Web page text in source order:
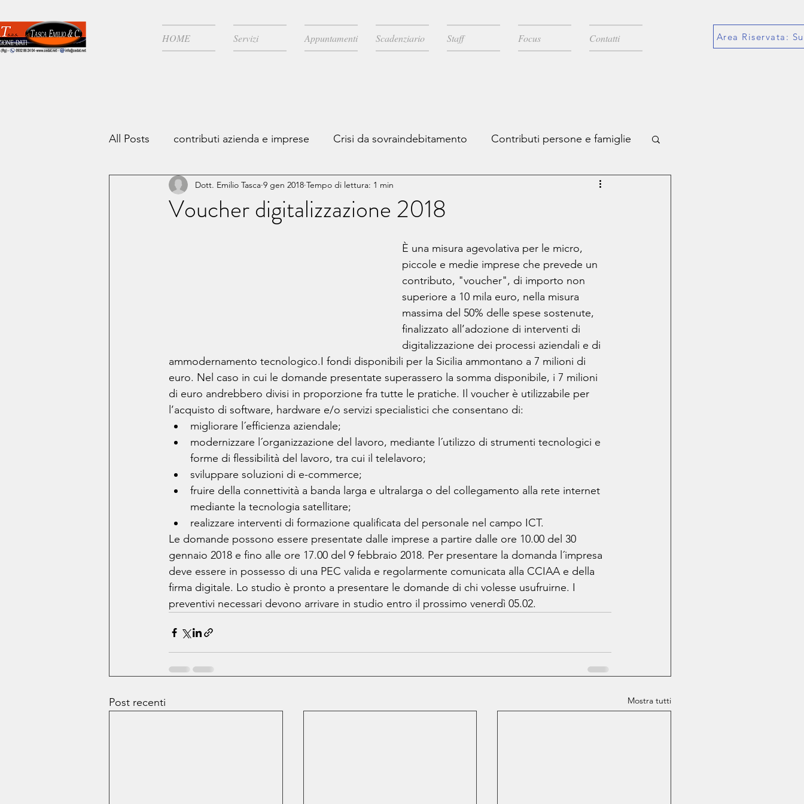
HOME Servizi Appuntamenti Scadenziario Staff Focus Contatti Area Riservata:
All Posts contributi azienda e imprese Crisi da sovraindebitamento Contributi persone e famiglie
zone covid Risparmio fiscale Novità legislative
Voucher digitalizzazione 2018
Dott. Emilio Tasca 9 gen 2018 Tempo di lettura: 1 min
È una misura agevolativa per le micro,
piccole e medie imprese che prevede un
contributo, "voucher", di importo non
superiore a 10 mila euro, nella misura
massima del 50% delle spese sostenute,
finalizzato all’adozione di interventi di
digitalizzazione dei processi aziendali e di
ammodernamento tecnologico.I fondi disponibili per la Sicilia ammontano a 7 milioni di
euro. Nel caso in cui le domande presentate superassero la somma disponibile, i 7 milioni
di euro andrebbero divisi in proporzione fra tutte le pratiche. Il voucher è utilizzabile per
l’acquisto di software, hardware e/o servizi specialistici che consentano di:
migliorare l´efficienza aziendale;
modernizzare l´organizzazione del lavoro, mediante l´utilizzo di strumenti tecnologici e
forme di flessibilità del lavoro, tra cui il telelavoro;
sviluppare soluzioni di e-commerce;
fruire della connettività a banda larga e ultralarga o del collegamento alla rete internet
mediante la tecnologia satellitare;
realizzare interventi di formazione qualificata del personale nel campo ICT.
Le domande possono essere presentate dalle imprese a partire dalle ore 10.00 del 30
gennaio 2018 e fino alle ore 17.00 del 9 febbraio 2018. Per presentare la domanda l´impresa
deve essere in possesso di una PEC valida e regolarmente comunicata alla CCIAA e della
firma digitale. Lo studio è pronto a presentare le domande di chi volesse usufruirne. I
preventivi necessari devono arrivare in studio entro il prossimo venerdì 05.02.
Post recenti Mostra tutti